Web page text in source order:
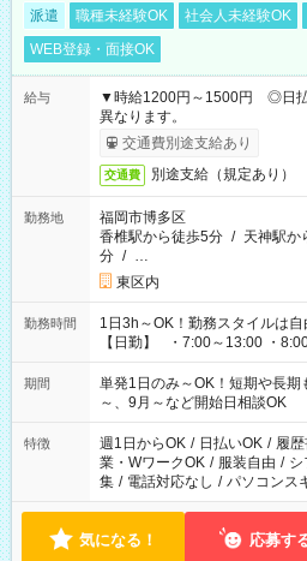
派遣 職種未経験OK 社会人未経験OK
WEB登録・面接OK
給与
▼時給1200円～1500円 ◎日
異なります。
交通費別途支給あり
交通費 別途支給（規定あり）
勤務地
福岡市博多区
香椎駅から徒歩5分 / 天神駅か
分 / …
東区内
勤務時間
1日3h～OK！勤務スタイルは
【日勤】 ・7:00～13:00 ・
～18:00 ・10:00～19:00 ・
16:00～19:00 【夜勤】 ・17:00～21:00 ・18:00～23:00 ・
21:00～翌6:00 ・23:00～翌
期間
単発1日のみ～OK！短期や長
～、9月～など開始日相談OK
特徴 週1日からOK / 日払いOK / 履
業・WワークOK / 服装自由 / シ
集 / 電話対応なし / パソコンス
気になる！ 応募す